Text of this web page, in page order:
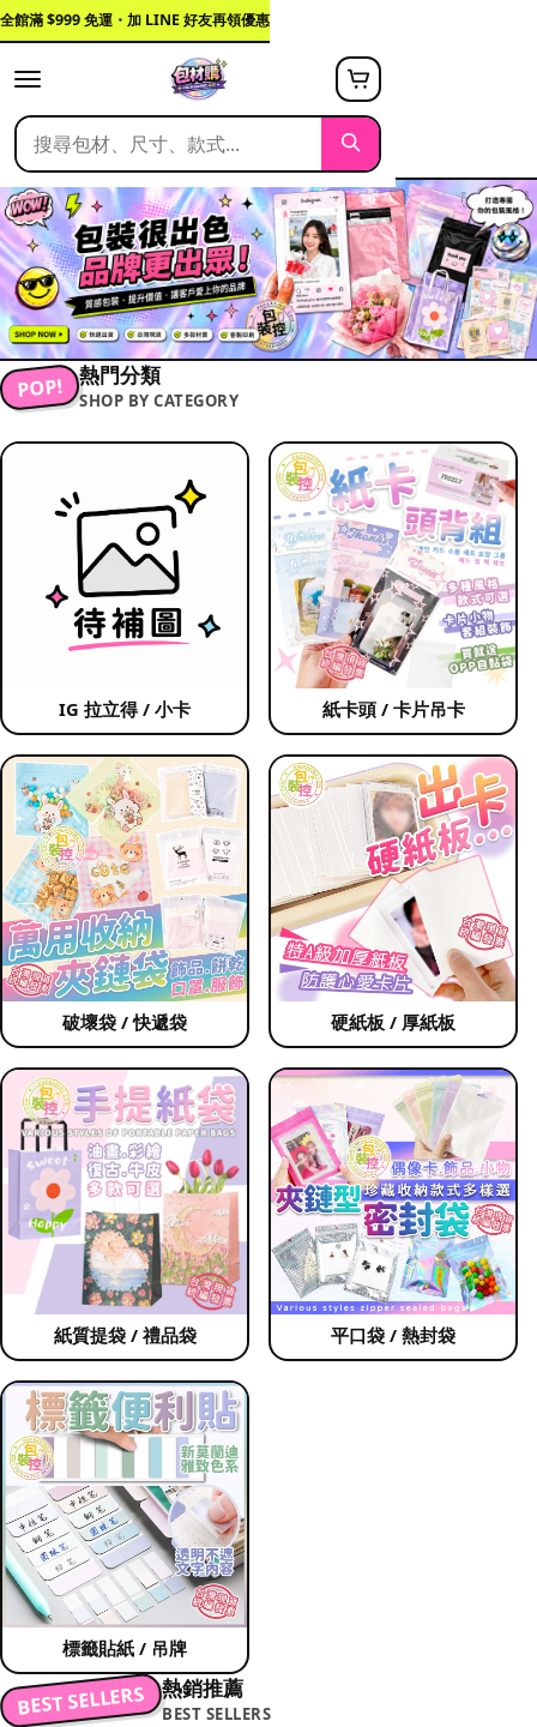
全館滿 $999 免運・加 LINE 好友再領優惠
POP! 熱門分類
SHOP BY CATEGORY
IG 拉立得 / 小卡 紙卡頭 / 卡片吊卡
破壞袋 / 快遞袋 硬紙板 / 厚紙板
紙質提袋 / 禮品袋 平口袋 / 熱封袋
標籤貼紙 / 吊牌
BEST SELLERS 熱銷推薦
BEST SELLERS